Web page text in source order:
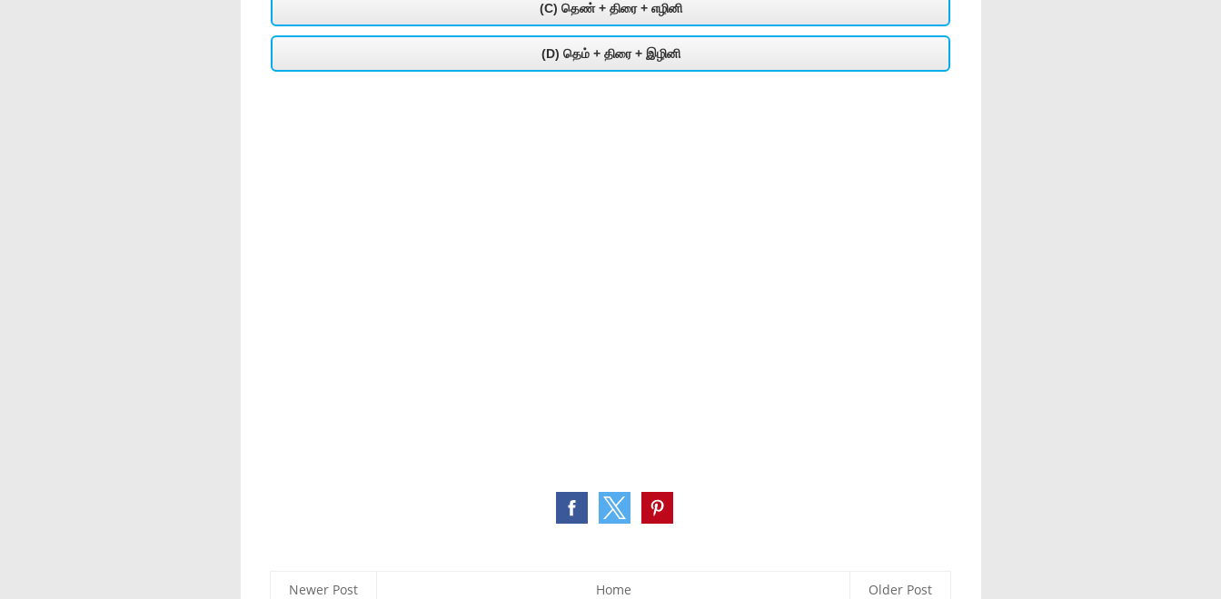
(C) தெண் + திரை + எழினி
(D) தெம் + திரை + இழினி
Newer Post Older Post
Home